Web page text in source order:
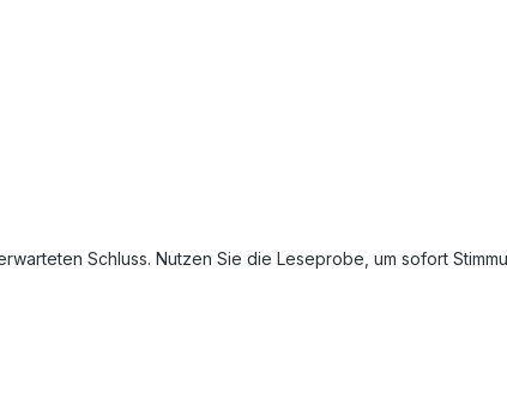
Schluss. Nutzen Sie die Leseprobe, um sofort